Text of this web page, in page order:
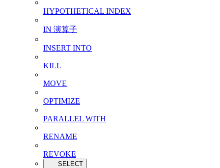
HYPOTHETICAL INDEX
IN 演算子
INSERT INTO
KILL
MOVE
OPTIMIZE
PARALLEL WITH
RENAME
REVOKE
SELECT